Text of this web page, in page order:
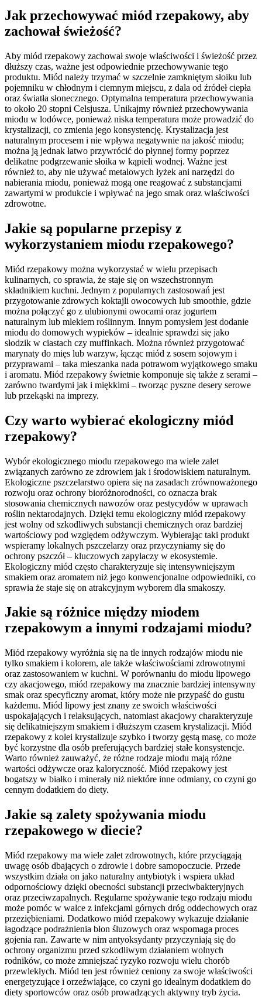
Jak przechowywać miód rzepakowy, aby
zachował świeżość?
Aby miód rzepakowy zachował swoje właściwości i świeżość przez
dłuższy czas, ważne jest odpowiednie przechowywanie tego
produktu. Miód należy trzymać w szczelnie zamkniętym słoiku lub
pojemniku w chłodnym i ciemnym miejscu, z dala od źródeł ciepła
oraz światła słonecznego. Optymalna temperatura przechowywania
to około 20 stopni Celsjusza. Unikajmy również przechowywania
miodu w lodówce, ponieważ niska temperatura może prowadzić do
krystalizacji, co zmienia jego konsystencję. Krystalizacja jest
naturalnym procesem i nie wpływa negatywnie na jakość miodu;
można ją jednak łatwo przywrócić do płynnej formy poprzez
delikatne podgrzewanie słoika w kąpieli wodnej. Ważne jest
również to, aby nie używać metalowych łyżek ani narzędzi do
nabierania miodu, ponieważ mogą one reagować z substancjami
zawartymi w produkcie i wpływać na jego smak oraz właściwości
zdrowotne.
Jakie są popularne przepisy z
wykorzystaniem miodu rzepakowego?
Miód rzepakowy można wykorzystać w wielu przepisach
kulinarnych, co sprawia, że staje się on wszechstronnym
składnikiem kuchni. Jednym z popularnych zastosowań jest
przygotowanie zdrowych koktajli owocowych lub smoothie, gdzie
można połączyć go z ulubionymi owocami oraz jogurtem
naturalnym lub mlekiem roślinnym. Innym pomysłem jest dodanie
miodu do domowych wypieków – idealnie sprawdzi się jako
słodzik w ciastach czy muffinkach. Można również przygotować
marynaty do mięs lub warzyw, łącząc miód z sosem sojowym i
przyprawami – taka mieszanka nada potrawom wyjątkowego smaku
i aromatu. Miód rzepakowy świetnie komponuje się także z serami –
zarówno twardymi jak i miękkimi – tworząc pyszne desery serowe
lub przekąski na imprezy.
Czy warto wybierać ekologiczny miód
rzepakowy?
Wybór ekologicznego miodu rzepakowego ma wiele zalet
związanych zarówno ze zdrowiem jak i środowiskiem naturalnym.
Ekologiczne pszczelarstwo opiera się na zasadach zrównoważonego
rozwoju oraz ochrony bioróżnorodności, co oznacza brak
stosowania chemicznych nawozów oraz pestycydów w uprawach
roślin nektarodajnych. Dzięki temu ekologiczny miód rzepakowy
jest wolny od szkodliwych substancji chemicznych oraz bardziej
wartościowy pod względem odżywczym. Wybierając taki produkt
wspieramy lokalnych pszczelarzy oraz przyczyniamy się do
ochrony pszczół – kluczowych zapylaczy w ekosystemie.
Ekologiczny miód często charakteryzuje się intensywniejszym
smakiem oraz aromatem niż jego konwencjonalne odpowiedniki, co
sprawia że staje się on atrakcyjnym wyborem dla smakoszy.
Jakie są różnice między miodem
rzepakowym a innymi rodzajami miodu?
Miód rzepakowy wyróżnia się na tle innych rodzajów miodu nie
tylko smakiem i kolorem, ale także właściwościami zdrowotnymi
oraz zastosowaniem w kuchni. W porównaniu do miodu lipowego
czy akacjowego, miód rzepakowy ma znacznie bardziej intensywny
smak oraz specyficzny aromat, który może nie przypaść do gustu
każdemu. Miód lipowy jest znany ze swoich właściwości
uspokajających i relaksujących, natomiast akacjowy charakteryzuje
się delikatniejszym smakiem i dłuższym czasem krystalizacji. Miód
rzepakowy z kolei krystalizuje szybko i tworzy gęstą masę, co może
być korzystne dla osób preferujących bardziej stałe konsystencje.
Warto również zauważyć, że różne rodzaje miodu mają różne
wartości odżywcze oraz kaloryczność. Miód rzepakowy jest
bogatszy w białko i minerały niż niektóre inne odmiany, co czyni go
cennym dodatkiem do diety.
Jakie są zalety spożywania miodu
rzepakowego w diecie?
Miód rzepakowy ma wiele zalet zdrowotnych, które przyciągają
uwagę osób dbających o zdrowie i dobre samopoczucie. Przede
wszystkim działa on jako naturalny antybiotyk i wspiera układ
odpornościowy dzięki obecności substancji przeciwbakteryjnych
oraz przeciwzapalnych. Regularne spożywanie tego rodzaju miodu
może pomóc w walce z infekcjami górnych dróg oddechowych oraz
przeziębieniami. Dodatkowo miód rzepakowy wykazuje działanie
łagodzące podrażnienia błon śluzowych oraz wspomaga proces
gojenia ran. Zawarte w nim antyoksydanty przyczyniają się do
ochrony organizmu przed szkodliwym działaniem wolnych
rodników, co może zmniejszać ryzyko rozwoju wielu chorób
przewlekłych. Miód ten jest również ceniony za swoje właściwości
energetyzujące i orzeźwiające, co czyni go idealnym dodatkiem do
diety sportowców oraz osób prowadzących aktywny tryb życia.